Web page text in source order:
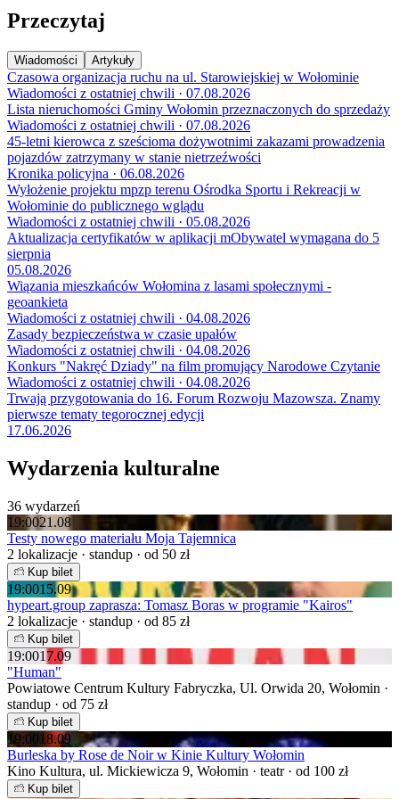
Przeczytaj
Wiadomości Artykuły
Czasowa organizacja ruchu na ul. Starowiejskiej w Wołominie
Wiadomości z ostatniej chwili · 07.08.2026
Lista nieruchomości Gminy Wołomin przeznaczonych do sprzedaży
Wiadomości z ostatniej chwili · 07.08.2026
45-letni kierowca z sześcioma dożywotnimi zakazami prowadzenia
pojazdów zatrzymany w stanie nietrzeźwości
Kronika policyjna · 06.08.2026
Wyłożenie projektu mpzp terenu Ośrodka Sportu i Rekreacji w
Wołominie do publicznego wglądu
Wiadomości z ostatniej chwili · 05.08.2026
Aktualizacja certyfikatów w aplikacji mObywatel wymagana do 5
sierpnia
05.08.2026
Wiązania mieszkańców Wołomina z lasami społecznymi -
geoankieta
Wiadomości z ostatniej chwili · 04.08.2026
Zasady bezpieczeństwa w czasie upałów
Wiadomości z ostatniej chwili · 04.08.2026
Konkurs "Nakręć Dziady" na film promujący Narodowe Czytanie
Wiadomości z ostatniej chwili · 04.08.2026
Trwają przygotowania do 16. Forum Rozwoju Mazowsza. Znamy
pierwsze tematy tegorocznej edycji
17.06.2026
Wydarzenia kulturalne
36 wydarzeń
19:0021.08
Testy nowego materiału Moja Tajemnica
2 lokalizacje · standup · od 50 zł
Kup bilet
19:0015.09
hypeart.group zaprasza: Tomasz Boras w programie "Kairos"
2 lokalizacje · standup · od 85 zł
Kup bilet
19:0017.09
"Human"
Powiatowe Centrum Kultury Fabryczka, Ul. Orwida 20, Wołomin ·
standup · od 75 zł
Kup bilet
19:00 18.09
Burleska by Rose de Noir w Kinie Kultury Wołomin
Kino Kultura, ul. Mickiewicza 9, Wołomin · teatr · od 100 zł
Kup bilet